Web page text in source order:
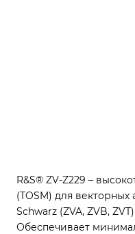
R&S® ZV-Z229 –
(TOSM) для
Schwarz (ZVA, ZVB,
Обеспечивает